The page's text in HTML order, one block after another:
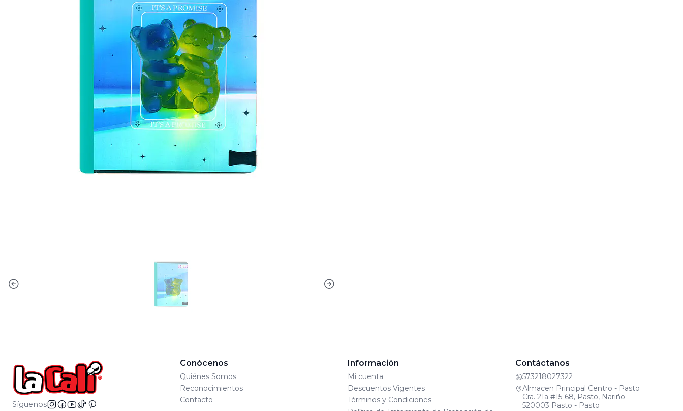
Síguenos
Conócenos
Quiénes Somos
Reconocimientos
Contacto
Información
Mi cuenta
Descuentos Vigentes
Términos y Condiciones
Contáctanos
573218027322
Almacen Principal Centro - Pasto
Cra. 21a #15-68, Pasto, Nariño
520003 Pasto - Pasto